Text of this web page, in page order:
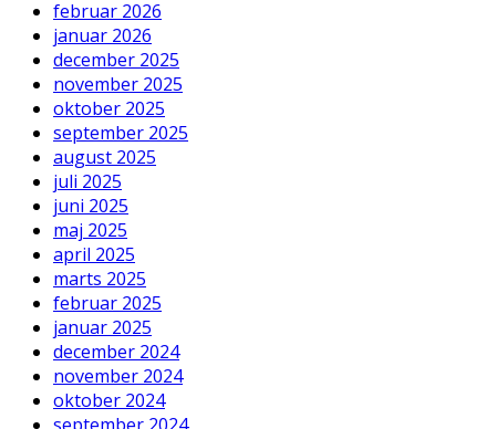
februar 2026
januar 2026
december 2025
november 2025
oktober 2025
september 2025
august 2025
juli 2025
juni 2025
maj 2025
april 2025
marts 2025
februar 2025
januar 2025
december 2024
november 2024
oktober 2024